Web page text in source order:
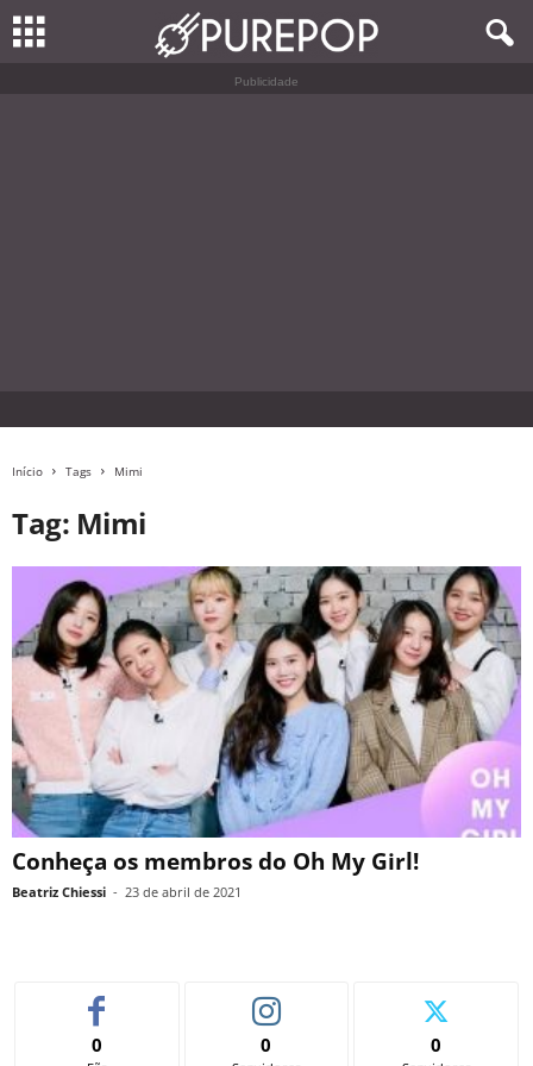
Publicidade
Início Tags Mimi
Tag: Mimi
Conheça os membros do Oh My Girl!
Beatriz Chiessi - 23 de abril de 2021
0 0 0